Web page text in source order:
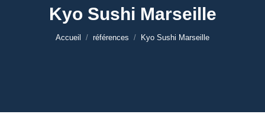
Kyo Sushi Marseille
Vous êtes ici :
Accueil références Kyo Sushi Marseille